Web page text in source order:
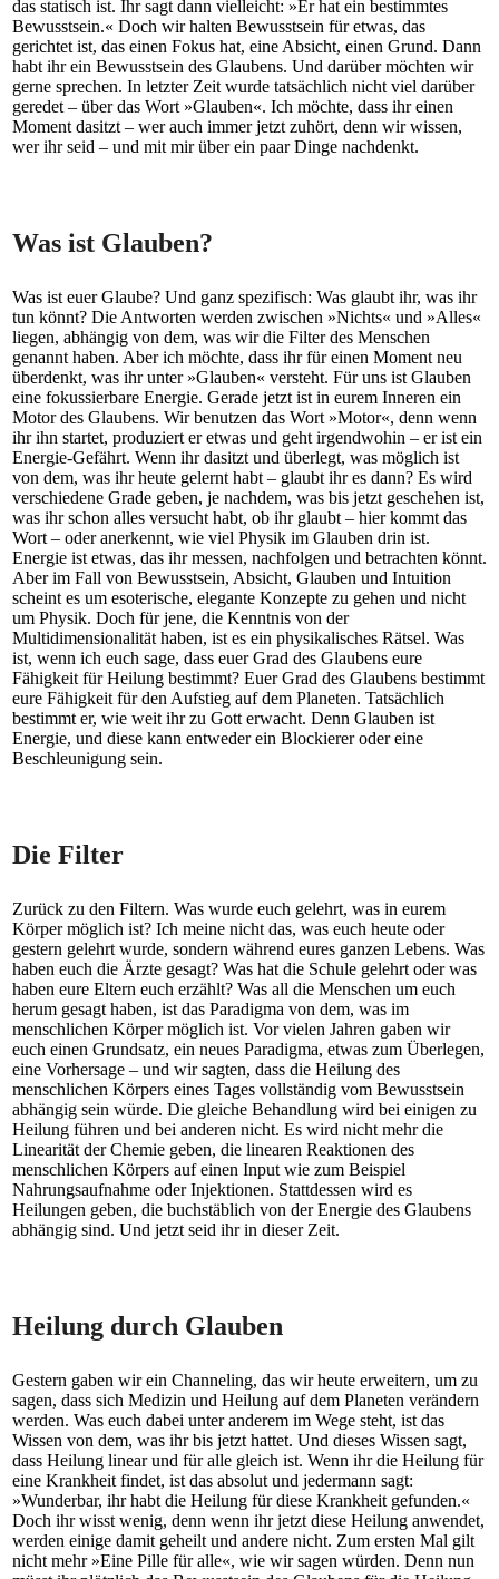
das statisch ist. Ihr sagt dann vielleicht: »Er hat ein bestimmtes
Bewusstsein.« Doch wir halten Bewusstsein für etwas, das
gerichtet ist, das einen Fokus hat, eine Absicht, einen Grund. Dann
habt ihr ein Bewusstsein des Glaubens. Und darüber möchten wir
gerne sprechen. In letzter Zeit wurde tatsächlich nicht viel darüber
geredet – über das Wort »Glauben«. Ich möchte, dass ihr einen
Moment dasitzt – wer auch immer jetzt zuhört, denn wir wissen,
wer ihr seid – und mit mir über ein paar Dinge nachdenkt.
Was ist Glauben?
Was ist euer Glaube? Und ganz spezifisch: Was glaubt ihr, was ihr
tun könnt? Die Antworten werden zwischen »Nichts« und »Alles«
liegen, abhängig von dem, was wir die Filter des Menschen
genannt haben. Aber ich möchte, dass ihr für einen Moment neu
überdenkt, was ihr unter »Glauben« versteht. Für uns ist Glauben
eine fokussierbare Energie. Gerade jetzt ist in eurem Inneren ein
Motor des Glaubens. Wir benutzen das Wort »Motor«, denn wenn
ihr ihn startet, produziert er etwas und geht irgendwohin – er ist ein
Energie-Gefährt. Wenn ihr dasitzt und überlegt, was möglich ist
von dem, was ihr heute gelernt habt – glaubt ihr es dann? Es wird
verschiedene Grade geben, je nachdem, was bis jetzt geschehen ist,
was ihr schon alles versucht habt, ob ihr glaubt – hier kommt das
Wort – oder anerkennt, wie viel Physik im Glauben drin ist.
Energie ist etwas, das ihr messen, nachfolgen und betrachten könnt.
Aber im Fall von Bewusstsein, Absicht, Glauben und Intuition
scheint es um esoterische, elegante Konzepte zu gehen und nicht
um Physik. Doch für jene, die Kenntnis von der
Multidimensionalität haben, ist es ein physikalisches Rätsel. Was
ist, wenn ich euch sage, dass euer Grad des Glaubens eure
Fähigkeit für Heilung bestimmt? Euer Grad des Glaubens bestimmt
eure Fähigkeit für den Aufstieg auf dem Planeten. Tatsächlich
bestimmt er, wie weit ihr zu Gott erwacht. Denn Glauben ist
Energie, und diese kann entweder ein Blockierer oder eine
Beschleunigung sein.
Die Filter
Zurück zu den Filtern. Was wurde euch gelehrt, was in eurem
Körper möglich ist? Ich meine nicht das, was euch heute oder
gestern gelehrt wurde, sondern während eures ganzen Lebens. Was
haben euch die Ärzte gesagt? Was hat die Schule gelehrt oder was
haben eure Eltern euch erzählt? Was all die Menschen um euch
herum gesagt haben, ist das Paradigma von dem, was im
menschlichen Körper möglich ist. Vor vielen Jahren gaben wir
euch einen Grundsatz, ein neues Paradigma, etwas zum Überlegen,
eine Vorhersage – und wir sagten, dass die Heilung des
menschlichen Körpers eines Tages vollständig vom Bewusstsein
abhängig sein würde. Die gleiche Behandlung wird bei einigen zu
Heilung führen und bei anderen nicht. Es wird nicht mehr die
Linearität der Chemie geben, die linearen Reaktionen des
menschlichen Körpers auf einen Input wie zum Beispiel
Nahrungsaufnahme oder Injektionen. Stattdessen wird es
Heilungen geben, die buchstäblich von der Energie des Glaubens
abhängig sind. Und jetzt seid ihr in dieser Zeit.
Heilung durch Glauben
Gestern gaben wir ein Channeling, das wir heute erweitern, um zu
sagen, dass sich Medizin und Heilung auf dem Planeten verändern
werden. Was euch dabei unter anderem im Wege steht, ist das
Wissen von dem, was ihr bis jetzt hattet. Und dieses Wissen sagt,
dass Heilung linear und für alle gleich ist. Wenn ihr die Heilung für
eine Krankheit findet, ist das absolut und jedermann sagt:
»Wunderbar, ihr habt die Heilung für diese Krankheit gefunden.«
Doch ihr wisst wenig, denn wenn ihr jetzt diese Heilung anwendet,
werden einige damit geheilt und andere nicht. Zum ersten Mal gilt
nicht mehr »Eine Pille für alle«, wie wir sagen würden. Denn nun